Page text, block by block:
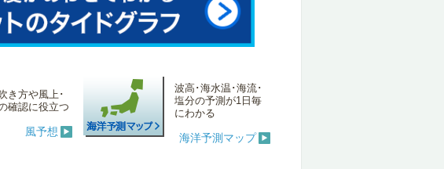
き方や風上･
確認に役立つ
風予想
波高･海水温･海流･
塩分の予測が1日毎
にわかる
海洋予測マップ